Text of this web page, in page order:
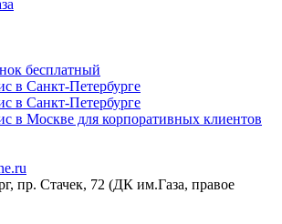
бесплатный
в Санкт-Петербурге
в Санкт-Петербурге
в Москве для корпоративных клиентов
, пр. Стачек, 72 (ДК им.Газа, правое